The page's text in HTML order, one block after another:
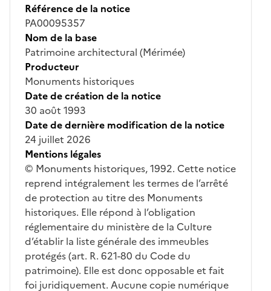
Référence de la notice
PA00095357
Nom de la base
Patrimoine architectural (Mérimée)
Producteur
Monuments historiques
Date de création de la notice
30 août 1993
Date de dernière modification de la notice
24 juillet 2026
Mentions légales
© Monuments historiques, 1992. Cette notice
reprend intégralement les termes de l’arrêté
de protection au titre des Monuments
historiques. Elle répond à l’obligation
réglementaire du ministère de la Culture
d’établir la liste générale des immeubles
protégés (art. R. 621-80 du Code du
patrimoine). Elle est donc opposable et fait
foi juridiquement. Aucune copie numérique